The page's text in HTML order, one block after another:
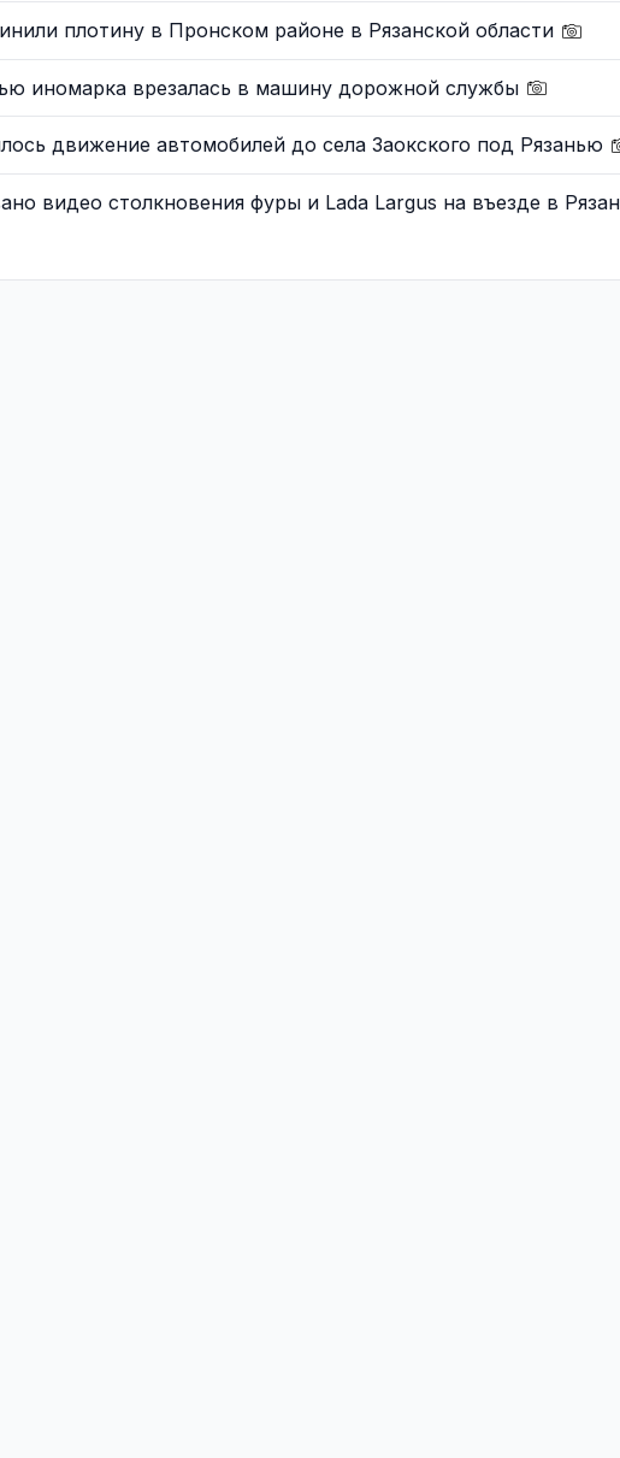
плотину в Пронском районе в Рязанской области
иномарка врезалась в машину дорожной службы
движение автомобилей до села Заокского под Рязанью
видео столкновения фуры и Lada Largus на въезде в